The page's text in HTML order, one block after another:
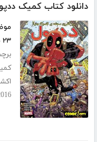
دانلود کتاب کمیک ددپول 2016 - قسمت بیست و
۲۳ صفحه